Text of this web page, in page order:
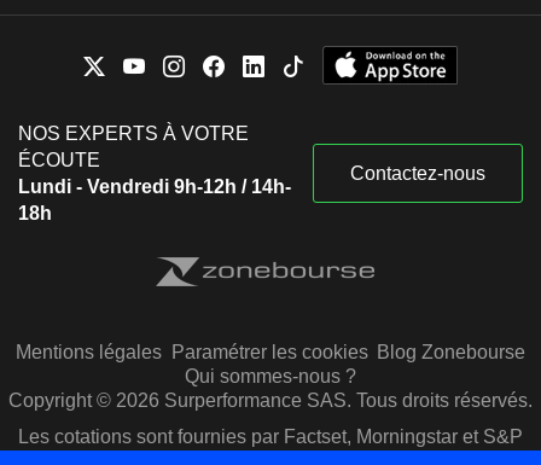
NOS EXPERTS À VOTRE
ÉCOUTE
Lundi - Vendredi 9h-12h / 14h-
18h
Contactez-nous
Mentions légales Paramétrer les cookies Blog Zonebourse
Qui sommes-nous ?
Copyright © 2026 Surperformance SAS. Tous droits réservés.
Les cotations sont fournies par Factset, Morningstar et S&P